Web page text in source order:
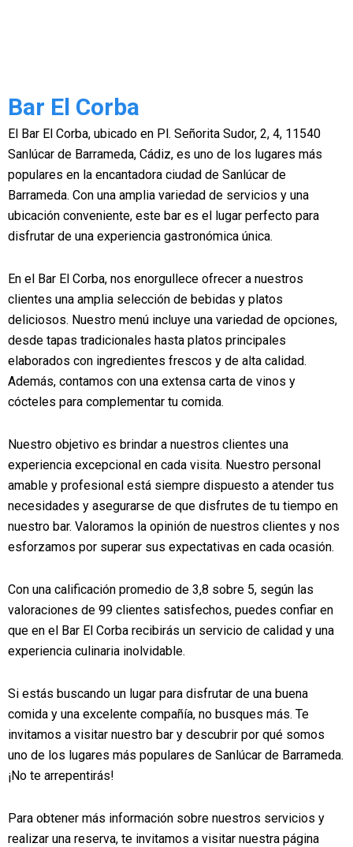
Bar El Corba
El Bar El Corba, ubicado en Pl. Señorita Sudor, 2, 4, 11540
Sanlúcar de Barrameda, Cádiz, es uno de los lugares más
populares en la encantadora ciudad de Sanlúcar de
Barrameda. Con una amplia variedad de servicios y una
ubicación conveniente, este bar es el lugar perfecto para
disfrutar de una experiencia gastronómica única.
En el Bar El Corba, nos enorgullece ofrecer a nuestros
clientes una amplia selección de bebidas y platos
deliciosos. Nuestro menú incluye una variedad de opciones,
desde tapas tradicionales hasta platos principales
elaborados con ingredientes frescos y de alta calidad.
Además, contamos con una extensa carta de vinos y
cócteles para complementar tu comida.
Nuestro objetivo es brindar a nuestros clientes una
experiencia excepcional en cada visita. Nuestro personal
amable y profesional está siempre dispuesto a atender tus
necesidades y asegurarse de que disfrutes de tu tiempo en
nuestro bar. Valoramos la opinión de nuestros clientes y nos
esforzamos por superar sus expectativas en cada ocasión.
Con una calificación promedio de 3,8 sobre 5, según las
valoraciones de 99 clientes satisfechos, puedes confiar en
que en el Bar El Corba recibirás un servicio de calidad y una
experiencia culinaria inolvidable.
Si estás buscando un lugar para disfrutar de una buena
comida y una excelente compañía, no busques más. Te
invitamos a visitar nuestro bar y descubrir por qué somos
uno de los lugares más populares de Sanlúcar de Barrameda.
¡No te arrepentirás!
Para obtener más información sobre nuestros servicios y
realizar una reserva, te invitamos a visitar nuestra página